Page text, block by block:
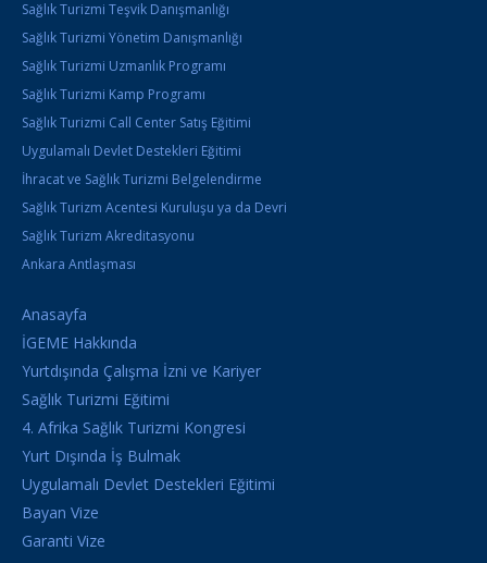
Sağlık Turizmi Teşvik Danışmanlığı
Sağlık Turizmi Yönetim Danışmanlığı
Sağlık Turizmi Uzmanlık Programı
Sağlık Turizmi Kamp Programı
Sağlık Turizmi Call Center Satış Eğitimi
Uygulamalı Devlet Destekleri Eğitimi
İhracat ve Sağlık Turizmi Belgelendirme
Sağlık Turizm Acentesi Kuruluşu ya da Devri
Sağlık Turizm Akreditasyonu
Ankara Antlaşması
Anasayfa
İGEME Hakkında
Yurtdışında Çalışma İzni ve Kariyer
Sağlık Turizmi Eğitimi
4. Afrika Sağlık Turizmi Kongresi
Yurt Dışında İş Bulmak
Uygulamalı Devlet Destekleri Eğitimi
Bayan Vize
Garanti Vize